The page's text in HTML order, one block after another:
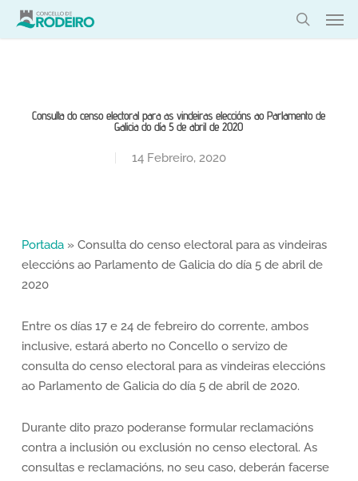
Skip
Consulta do censo electoral para as vindeiras eleccións ao Parlamento de
Galicia do día 5 de abril de 2020
14 Febreiro, 2020
Portada» Consulta do censo electoral para as vindeiras
eleccións ao Parlamento de Galicia do día 5 de abril de
2020
Entre os días 17 e 24 de febreiro do corrente, ambos
inclusive, estará aberto no Concello o servizo de
consulta do censo electoral para as vindeiras eleccións
ao Parlamento de Galicia do día 5 de abril de 2020.
Durante dito prazo poderanse formular reclamacións
contra a inclusión ou exclusión no censo electoral. As
consultas e reclamacións, no seu caso, deberán facerse